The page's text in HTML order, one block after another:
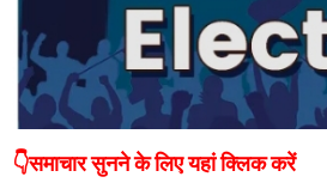
👇समाचार सुनने के लिए यहां क्लिक करें